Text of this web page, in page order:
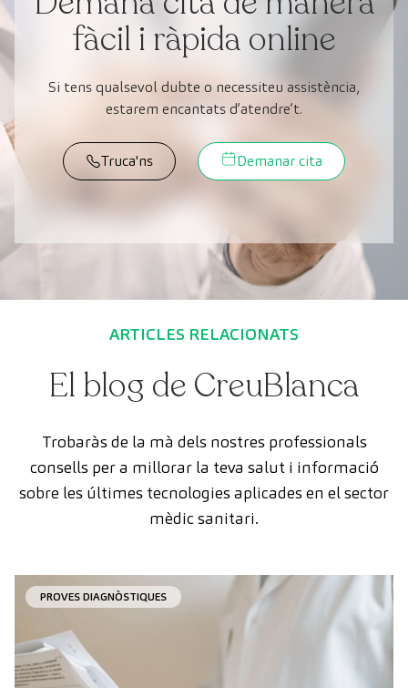
fàcil i ràpida online
Si tens qualsevol dubte o necessiteu assistència,
estarem encantats d’atendre’t.
Truca'ns Demanar cita
ARTICLES RELACIONATS
El blog de CreuBlanca
Trobaràs de la mà dels nostres professionals
consells per a millorar la teva salut i informació
sobre les últimes tecnologies aplicades en el sector
mèdic sanitari.
PROVES DIAGNÒSTIQUES